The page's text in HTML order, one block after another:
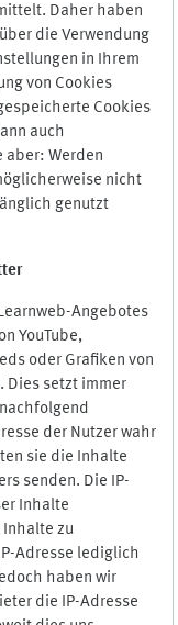
Daher haben
die Verwendung
in Ihrem
von Cookies
Cookies
auch
aber: Werden
nicht
genutzt
Angebotes
YouTube,
oder Grafiken von
Dies setzt immer
der Nutzer wahr
sie die Inhalte
senden. Die IP-
Inhalte
Inhalte zu
Adresse lediglich
haben wir
die IP-Adresse